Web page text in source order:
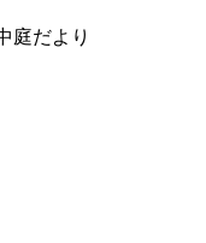
庭だより